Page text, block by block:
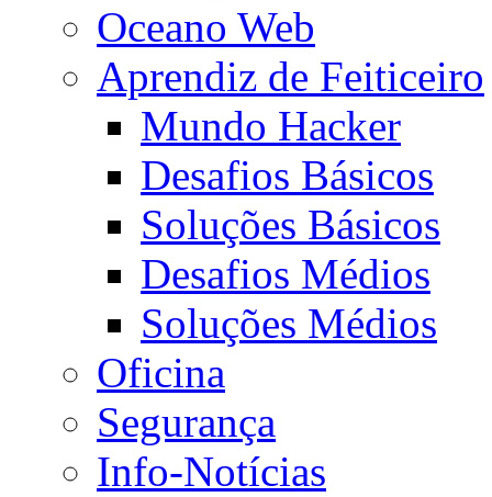
Oceano Web
Aprendiz de Feiticeiro
Mundo Hacker
Desafios Básicos
Soluções Básicos
Desafios Médios
Soluções Médios
Oficina
Segurança
Info-Notícias